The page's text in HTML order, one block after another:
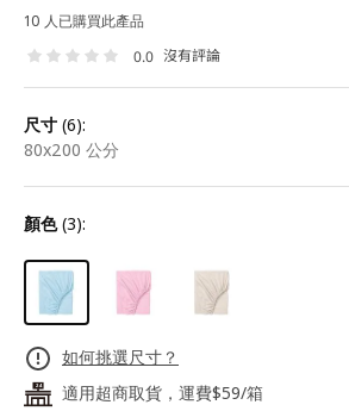
10 人已購買此產品
0.0 沒有評論
尺寸 (6):
80x200 公分
顏色(3):
如何挑選尺寸？
24 適用超商取貨，運費$59/箱